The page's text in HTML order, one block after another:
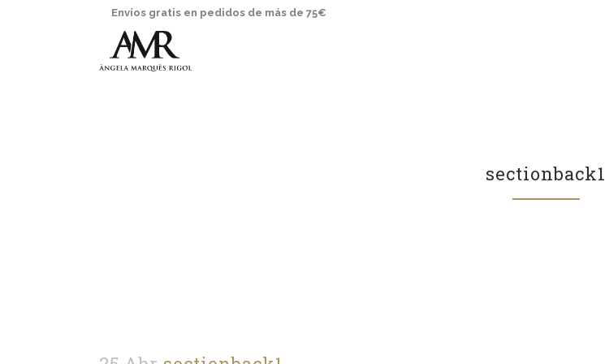
Envíos gratis en pedidos de más de 75€
sectionback1